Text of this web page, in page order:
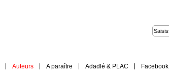
Auteurs A paraître Adadlé & PLAC Facebook